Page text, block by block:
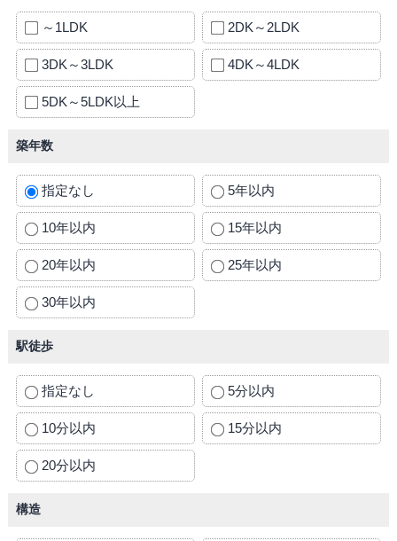
～1LDK 2DK～2LDK
3DK～3LDK 4DK～4LDK
5DK～5LDK以上
築年数
指定なし 5年以内
10年以内 15年以内
20年以内 25年以内
30年以内
駅徒歩
指定なし 5分以内
10分以内 15分以内
20分以内
構造